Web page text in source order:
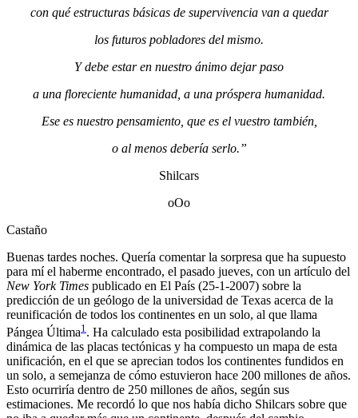
con qué estructuras básicas de supervivencia van a quedar
los futuros pobladores del mismo.
Y debe estar en nuestro ánimo dejar paso
a una floreciente humanidad, a una próspera humanidad.
Ese es nuestro pensamiento, que es el vuestro también,
o al menos debería serlo.”
Shilcars
oOo
Castaño
Buenas tardes noches. Quería comentar la sorpresa que ha supuesto
para mí el haberme encontrado, el pasado jueves, con un artículo del
New York Times publicado en El País (25-1-2007) sobre la
predicción de un geólogo de la universidad de Texas acerca de la
reunificación de todos los continentes en un solo, al que llama
Pángea Última1 . Ha calculado esta posibilidad extrapolando la
dinámica de las placas tectónicas y ha compuesto un mapa de esta
unificación, en el que se aprecian todos los continentes fundidos en
un solo, a semejanza de cómo estuvieron hace 200 millones de años.
Esto ocurriría dentro de 250 millones de años, según sus
estimaciones. Me recordó lo que nos había dicho Shilcars sobre que